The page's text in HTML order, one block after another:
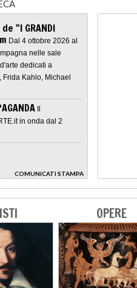
"I GRANDI
Dal 4 ottobre 2026 al
nelle sale
dedicati a
Kahlo, Michael
in onda dal 2
COMUNICATI STAMPA
>
OPERE